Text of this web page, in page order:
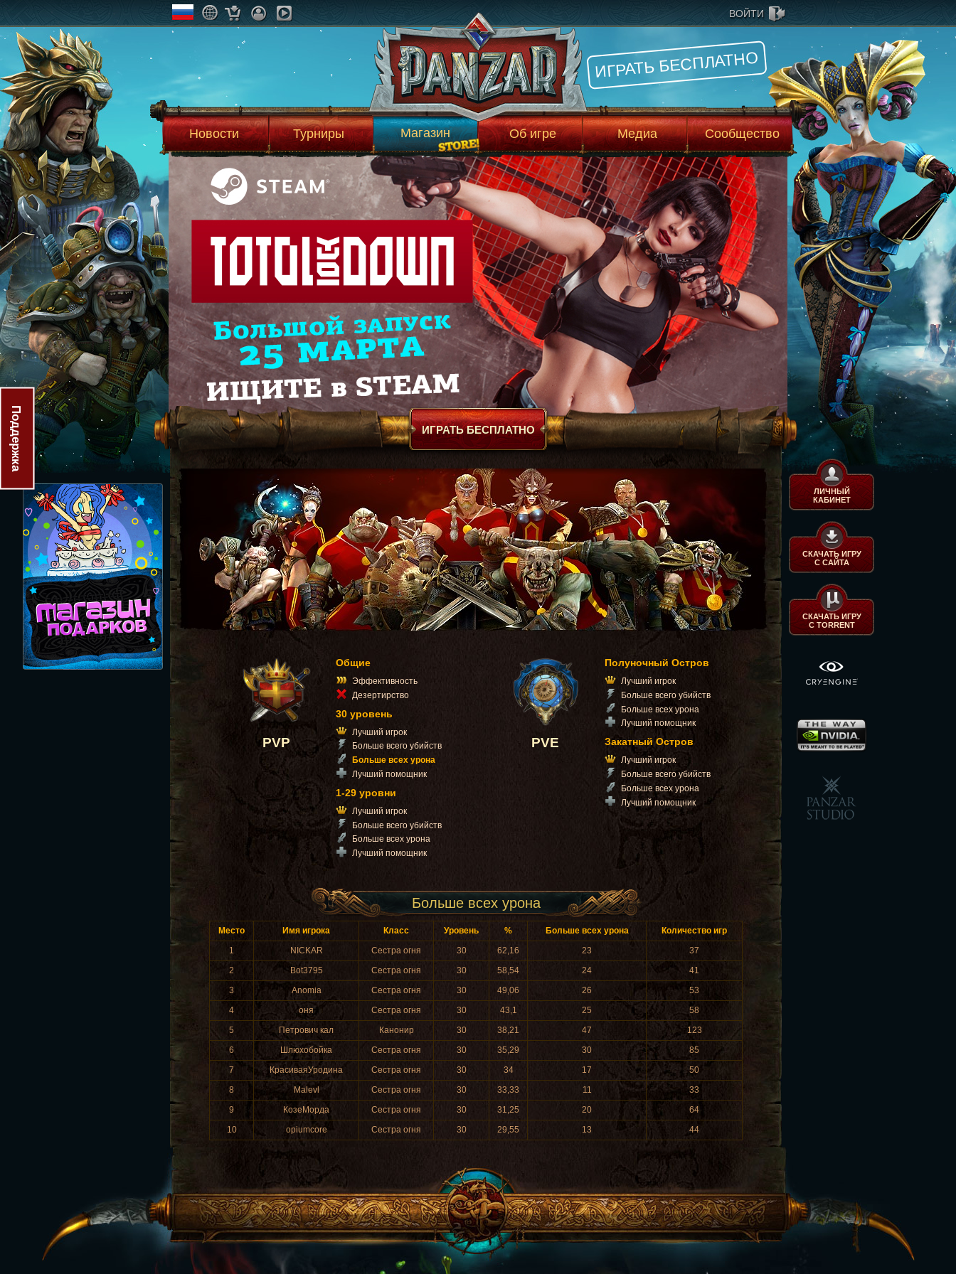
ВОЙТИ
ИГРАТЬ БЕСПЛАТНО
Новости Турниры Магазин Об игре Медиа Сообщество
ИГРАТЬ БЕСПЛАТНО
ЛИЧНЫЙ
КАБИНЕТ
СКАЧАТЬ ИГРУ
С САЙТА
СКАЧАТЬ ИГРУ
С TORRENT
PVP
Общие
Эффективность
Дезертирство
30 уровень
Лучший игрок
Больше всего убийств
Больше всех урона
Лучший помощник
1-29 уровни
Лучший игрок
Больше всего убийств
Больше всех урона
Лучший помощник
PVE
Полуночный Остров
Лучший игрок
Больше всего убийств
Больше всех урона
Лучший помощник
Закатный Остров
Лучший игрок
Больше всего убийств
Больше всех урона
Лучший помощник
Больше всех урона
Место Имя игрока Класс Уровень % Больше всех урона
Количество игр
1
NICKAR Сестра огня 30 62,16 23
37
2
Bot3795 Сестра огня 30 58,54 24
41
3
Anomia Сестра огня 30 49,06 26
53
4
οня Сестра огня 30 43,1 25
58
5
Петрович кал Канонир 30 38,21 47
123
6
Шлюхобойка Сестра огня 30 35,29 30
85
7
КрасиваяУродина Сестра огня 30 34 17
50
8
Malevl Сестра огня 30 33,33 11
33
9
КозеМорда Сестра огня 30 31,25 20
64
10
opiumcore Сестра огня 30 29,55 13 44
Поддержка